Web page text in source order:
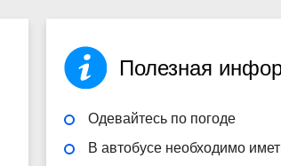
Полезная
Одевайтесь по погоде
В автобусе необходимо